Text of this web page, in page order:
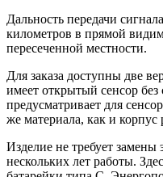
Дальность передачи
километров в прямой
пересеченной местности.
Для заказа доступны две
имеет открытый сенсор
предусматривает для
же материала, как и корпус
Изделие не требует замены
нескольких лет работы.